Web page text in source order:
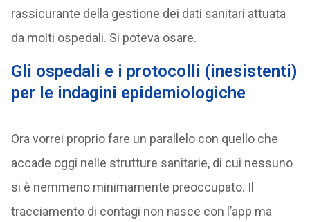
rassicurante della gestione dei dati sanitari attuata
da molti ospedali. Si poteva osare.
Gli ospedali e i protocolli (inesistenti)
per le indagini epidemiologiche
Ora vorrei proprio fare un parallelo con quello che
accade oggi nelle strutture sanitarie, di cui nessuno
si è nemmeno minimamente preoccupato. Il
tracciamento di contagi non nasce con l’app ma